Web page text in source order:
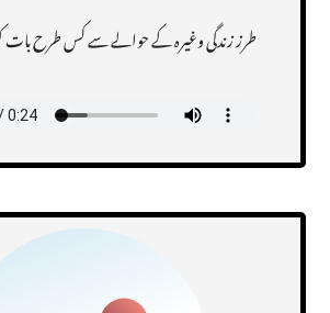
طرز زندگی وغیرہ کے حوالے سے کس طرح بات